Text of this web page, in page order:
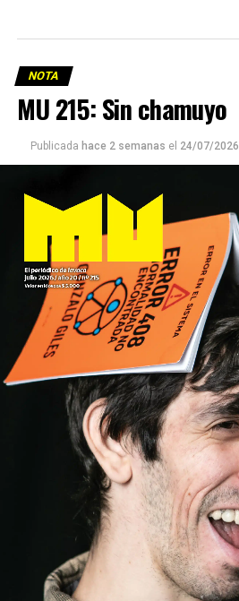
NOTA
MU 215: Sin chamuyo
Publicada hace 2 semanas el 24/07/2026